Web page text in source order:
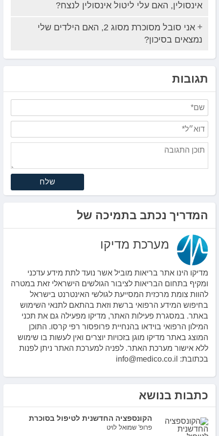
אינסולין, האם עלי ליטול אינסולין לנצח?
אני סובל מסוכרת מסוג 2, האם הילדים שלי
נמצאים בסיכון?
תגובות
שלח
המדריך נכתב בתמיכה של
מערכת מדיקו
מדיקו הינו אתר בריאות מוביל אשר נועד לתת מידע עדכני
ומקיף בתחום הבריאות לציבור הגולשים הישראלי זאת במטרה
להוות צומת מרכזית המסייעת לגולשי האינטרנט בישראל
בחיפוש המידע הרפואי ברשת וזאת בהתאם לתנאי השימוש
באתר. במסגרת פעילות האתר, מדיקו מפעילה גם את תכני
המילון הרפואי בוידאו בהנחיית פרופסור רפי קרסו. התוכן
המוצג באתר מדיקו מוגן בזכויות יוצרים ואין לעשות בו שימוש
ללא אישור מערכת האתר. לפניה למערכת האתר ניתן לפנות
בכתובת: info@medico.co.il
כתבות בנושא
הקונספציה החדשנית לטיפול בסוכרת
פרופ' שמואל לויט